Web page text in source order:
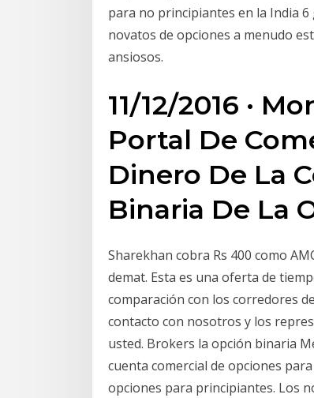
para no principiantes en la India
novatos de opciones a menudo
ansiosos.
11/12/2016 ·
Portal De
Dinero De La
Binaria De La
Sharekhan cobra Rs 400 como
demat. Esta es una oferta de
comparación con los corredores
contacto con nosotros y los
usted. Brokers la opción binaria
cuenta comercial de opciones
opciones para principiantes. Los